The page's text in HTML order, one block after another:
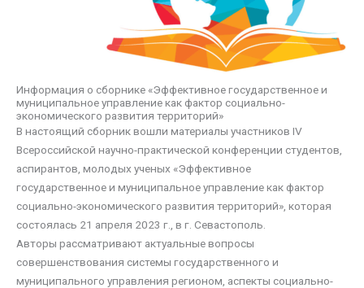
Информация о сборнике «Эффективное государственное и
муниципальное управление как фактор социально-
экономического развития территорий»
В настоящий сборник вошли материалы участников IV
Всероссийской научно-практической конференции студентов,
аспирантов, молодых ученых «Эффективное
государственное и муниципальное управление как фактор
социально-экономического развития территорий», которая
состоялась 21 апреля 2023 г., в г. Севастополь.
Авторы рассматривают актуальные вопросы
совершенствования системы государственного и
муниципального управления регионом, аспекты социально-